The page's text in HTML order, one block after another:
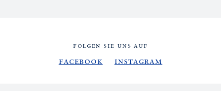
FOLGEN SIE UNS AUF
Facebook Instagram